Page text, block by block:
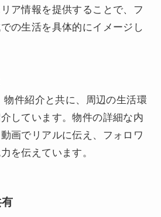
ア情報を提供することで、フ
の生活を具体的にイメージし
物件紹介と共に、周辺の生活環
しています。物件の詳細な内
画でリアルに伝え、フォロワ
を伝えています。